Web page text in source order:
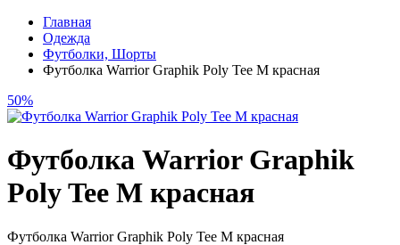
Главная
Одежда
Футболки, Шорты
Футболка Warrior Graphik Poly Tee M красная
50%
Футболка Warrior Graphik
Poly Tee M красная
Футболка Warrior Graphik Poly Tee M красная